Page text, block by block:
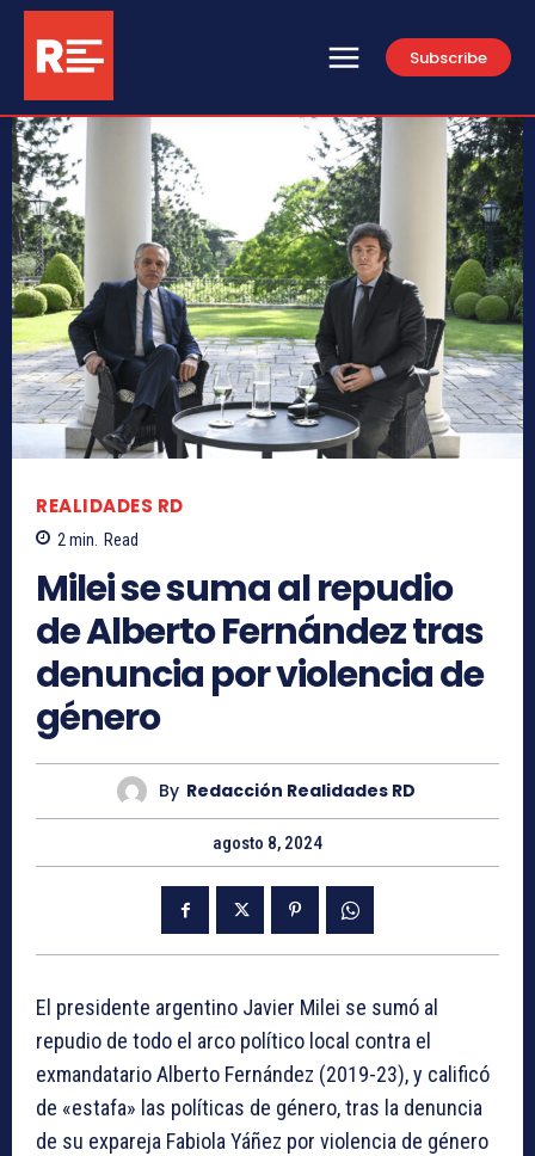
Subscribe
REALIDADES RD
2 min. Read
Milei se suma al repudio
de Alberto Fernández tras
denuncia por violencia de
género
By Redacción Realidades RD
agosto 8, 2024
El presidente argentino Javier Milei se sumó al
repudio de todo el arco político local contra el
exmandatario Alberto Fernández (2019-23), y calificó
de «estafa» las políticas de género, tras la denuncia
de su expareja Fabiola Yáñez por violencia de género